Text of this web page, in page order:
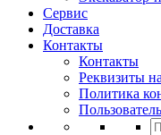
Сервис
Доставка
Контакты
Контакты
Реквизиты
Политика